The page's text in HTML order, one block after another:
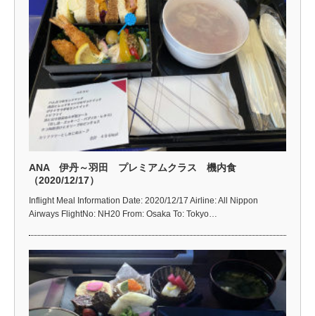
ANA 伊丹～羽田 プレミアムクラス 機内食
（2020/12/17）
Inflight Meal Information Date: 2020/12/17 Airline: All Nippon
Airways FlightNo: NH20 From: Osaka To: Tokyo…